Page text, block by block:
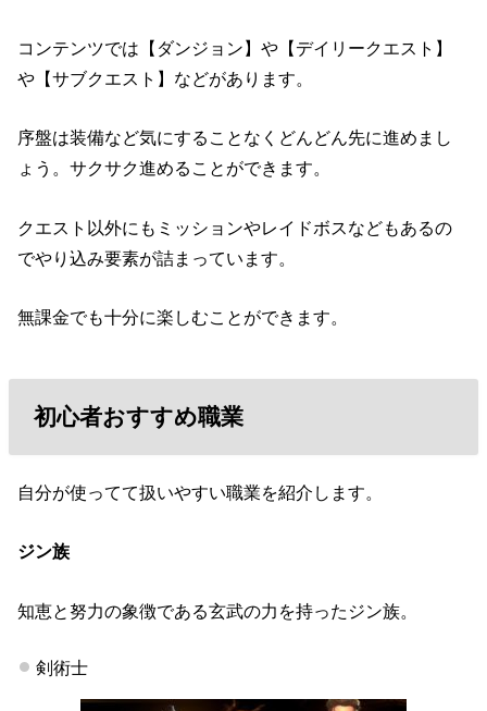
コンテンツでは【ダンジョン】や【デイリークエスト】
や【サブクエスト】などがあります。
序盤は装備など気にすることなくどんどん先に進めまし
ょう。サクサク進めることができます。
クエスト以外にもミッションやレイドボスなどもあるの
でやり込み要素が詰まっています。
無課金でも十分に楽しむことができます。
初心者おすすめ職業
自分が使ってて扱いやすい職業を紹介します。
ジン族
知恵と努力の象徴である玄武の力を持ったジン族。
剣術士